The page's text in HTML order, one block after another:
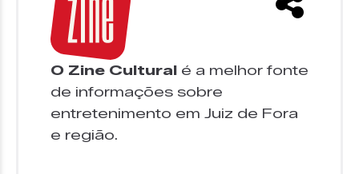
O Zine Cultural é a melhor fonte
de informações sobre
entretenimento em Juiz de Fora
e região.